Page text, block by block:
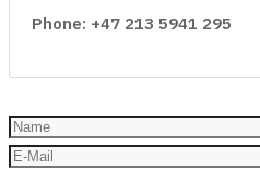
Phone: +47 213 5941 295